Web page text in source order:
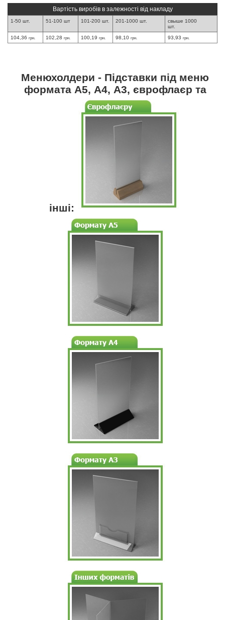
Вартість виробів в залежності від накладу
1-50 шт. 51-100 шт 101-200 шт. 201-1000 шт.
свыше 1000
шт.
104,36 грн. 102,28грн. 100,19 грн. 98,10 грн. 93,93 грн.
Менюхолдери - Підставки під меню
формата А5, А4, А3, єврофлаєр та
інші: